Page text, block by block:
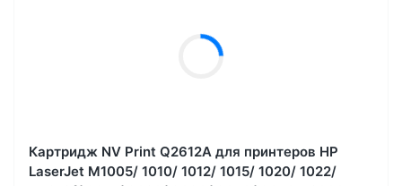
Картридж NV Print Q2612A для принтеров HP
LaserJet M1005/ 1010/ 1012/ 1015/ 1020/ 1022/